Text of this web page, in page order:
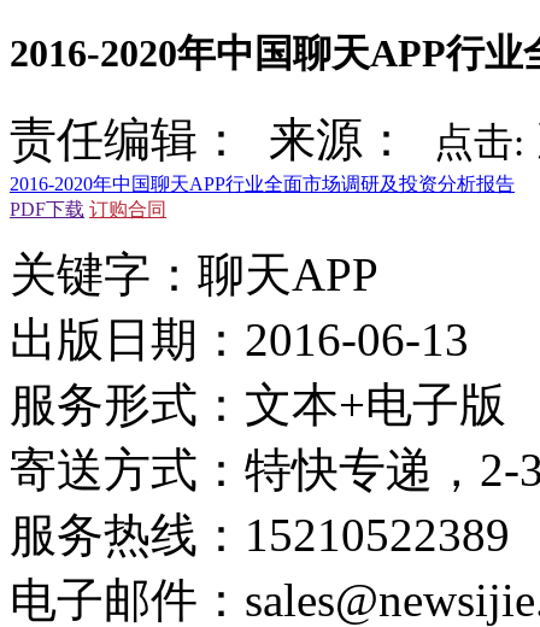
2016-2020年中国聊天APP行
责任编辑： 来源： 点击:
2016-2020年中国聊天APP行业全面市场调研及投资分析报告
PDF下载 订购合同
关键字：聊天APP
出版日期：2016-06-13
服务形式：文本+电子版
寄送方式：特快专递，2-
服务热线：15210522389
电子邮件：